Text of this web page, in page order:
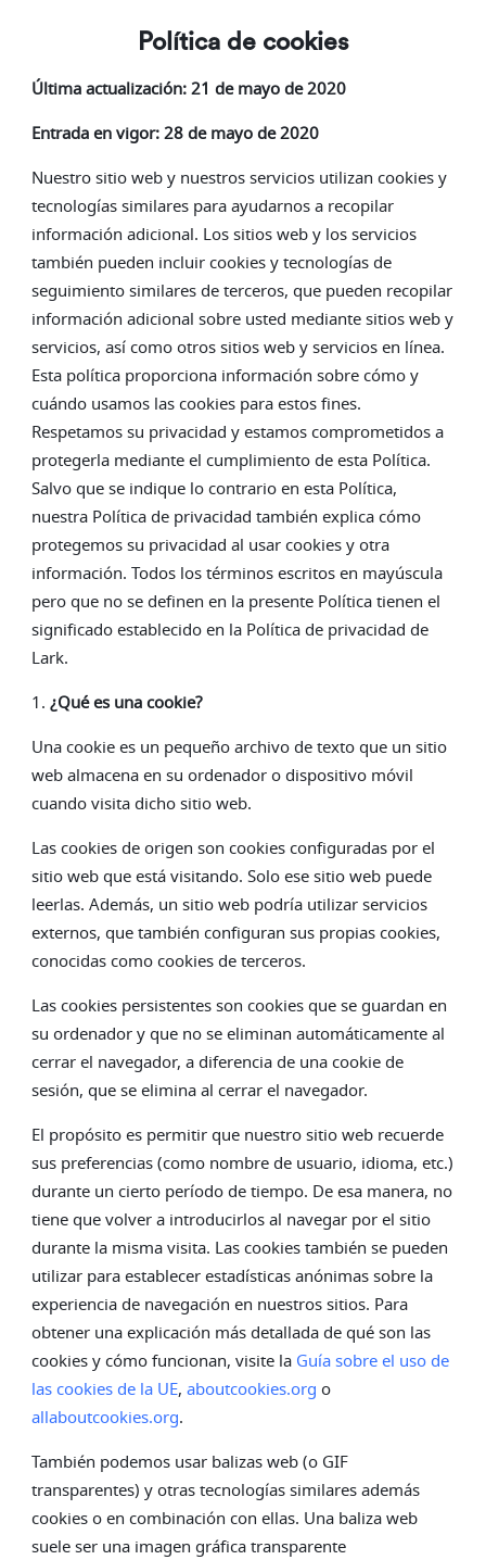
Política de cookies
Última actualización: 21 de mayo de 2020
Entrada en vigor: 28 de mayo de 2020
Nuestro sitio web y nuestros servicios utilizan cookies y
tecnologías similares para ayudarnos a recopilar
información adicional. Los sitios web y los servicios
también pueden incluir cookies y tecnologías de
seguimiento similares de terceros, que pueden recopilar
información adicional sobre usted mediante sitios web y
servicios, así como otros sitios web y servicios en línea.
Esta política proporciona información sobre cómo y
cuándo usamos las cookies para estos fines.
Respetamos su privacidad y estamos comprometidos a
protegerla mediante el cumplimiento de esta Política.
Salvo que se indique lo contrario en esta Política,
nuestra Política de privacidad también explica cómo
protegemos su privacidad al usar cookies y otra
información. Todos los términos escritos en mayúscula
pero que no se definen en la presente Política tienen el
significado establecido en la Política de privacidad de
Lark.
1. ¿Qué es una cookie?
Una cookie es un pequeño archivo de texto que un sitio
web almacena en su ordenador o dispositivo móvil
cuando visita dicho sitio web.
Las cookies de origen son cookies configuradas por el
sitio web que está visitando. Solo ese sitio web puede
leerlas. Además, un sitio web podría utilizar servicios
externos, que también configuran sus propias cookies,
conocidas como cookies de terceros.
Las cookies persistentes son cookies que se guardan en
su ordenador y que no se eliminan automáticamente al
cerrar el navegador, a diferencia de una cookie de
sesión, que se elimina al cerrar el navegador.
El propósito es permitir que nuestro sitio web recuerde
sus preferencias (como nombre de usuario, idioma, etc.)
durante un cierto período de tiempo. De esa manera, no
tiene que volver a introducirlos al navegar por el sitio
durante la misma visita. Las cookies también se pueden
utilizar para establecer estadísticas anónimas sobre la
experiencia de navegación en nuestros sitios. Para
obtener una explicación más detallada de qué son las
cookies y cómo funcionan, visite la Guía sobre el uso de
las cookies de la UE, aboutcookies.org o
allaboutcookies.org.
También podemos usar balizas web (o GIF
transparentes) y otras tecnologías similares además
cookies o en combinación con ellas. Una baliza web
suele ser una imagen gráfica transparente